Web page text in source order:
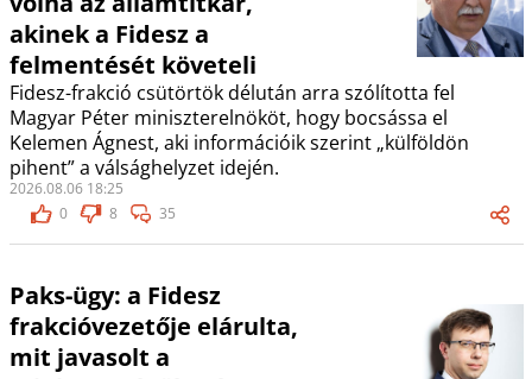
akinek a Fidesz a
felmentését követeli
Fidesz-frakció csütörtök délután arra szólította fel
Magyar Péter miniszterelnököt, hogy bocsássa el
Kelemen Ágnest, aki információik szerint „külföldön
pihent” a válsághelyzet idején.
2026.08.06 18:25
0
8 35
Paks-ügy: a Fidesz
frakcióvezetője elárulta,
mit javasolt a